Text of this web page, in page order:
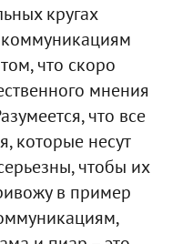
кругах
что скоро
мнения
что все
которые несут
чтобы их
в пример